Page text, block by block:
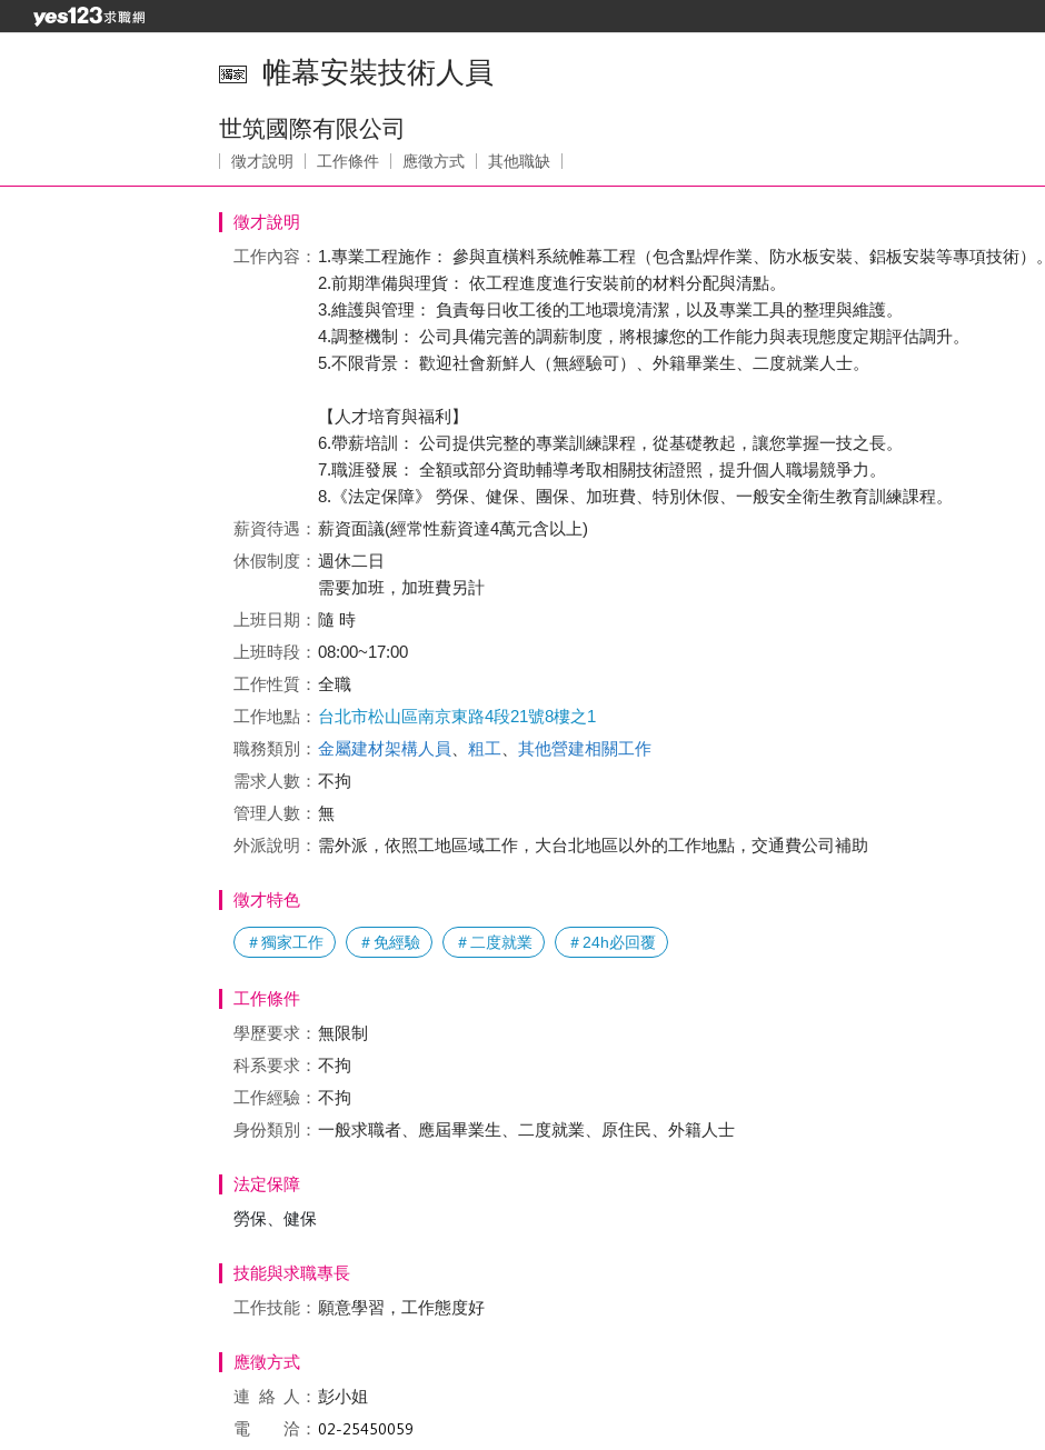
帷幕安裝技術人員
世筑國際有限公司
徵才說明 工作條件 應徵方式 其他職缺
徵才說明
工作內容： 1.專業工程施作： 參與直橫料系統帷幕工程（包含點焊作業、防水板安裝、鋁板安裝等專項技術）。
2.前期準備與理貨： 依工程進度進行安裝前的材料分配與清點。
3.維護與管理： 負責每日收工後的工地環境清潔，以及專業工具的整理與維護。
4.調整機制： 公司具備完善的調薪制度，將根據您的工作能力與表現態度定期評估調升。
5.不限背景： 歡迎社會新鮮人（無經驗可）、外籍畢業生、二度就業人士。
【人才培育與福利】
6.帶薪培訓： 公司提供完整的專業訓練課程，從基礎教起，讓您掌握一技之長。
7.職涯發展： 全額或部分資助輔導考取相關技術證照，提升個人職場競爭力。
8.《法定保障》 勞保、健保、團保、加班費、特別休假、一般安全衛生教育訓練課程。
薪資待遇： 薪資面議(經常性薪資達4萬元含以上)
休假制度： 週休二日
需要加班，加班費另計
上班日期： 隨 時
上班時段： 08:00~17:00
工作性質： 全職
工作地點： 台北市松山區南京東路4段21號8樓之1
職務類別： 金屬建材架構人員 粗工
其他營建相關工作
需求人數： 不拘
管理人數： 無
外派說明： 需外派，依照工地區域工作，大台北地區以外的工作地點，交通費公司補助
徵才特色
＃獨家工作 ＃免經驗 ＃二度就業 ＃24h必回覆
工作條件
學歷要求： 無限制
科系要求： 不拘
工作經驗： 不拘
身份類別： 一般求職者、應屆畢業生、二度就業、原住民、外籍人士
法定保障
勞保、健保
技能與求職專長
工作技能： 願意學習，工作態度好
應徵方式
連絡
人： 彭小姐
電 洽：